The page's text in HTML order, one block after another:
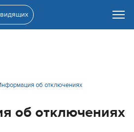
об отключениях
об отключениях